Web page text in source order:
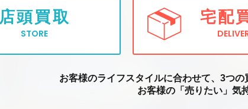
店頭買取
STORE
宅配
お客様のライフスタイルに合わせて、3つの
お客様の「売りたい」気